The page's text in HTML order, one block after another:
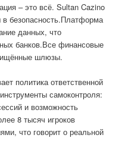
– это всё. Sultan Cazino
безопасность.Платформа
данных, что
банков.Все финансовые
шлюзы.
политика ответственной
самоконтроля:
и возможность
8 тысяч игроков
что говорит о реальной